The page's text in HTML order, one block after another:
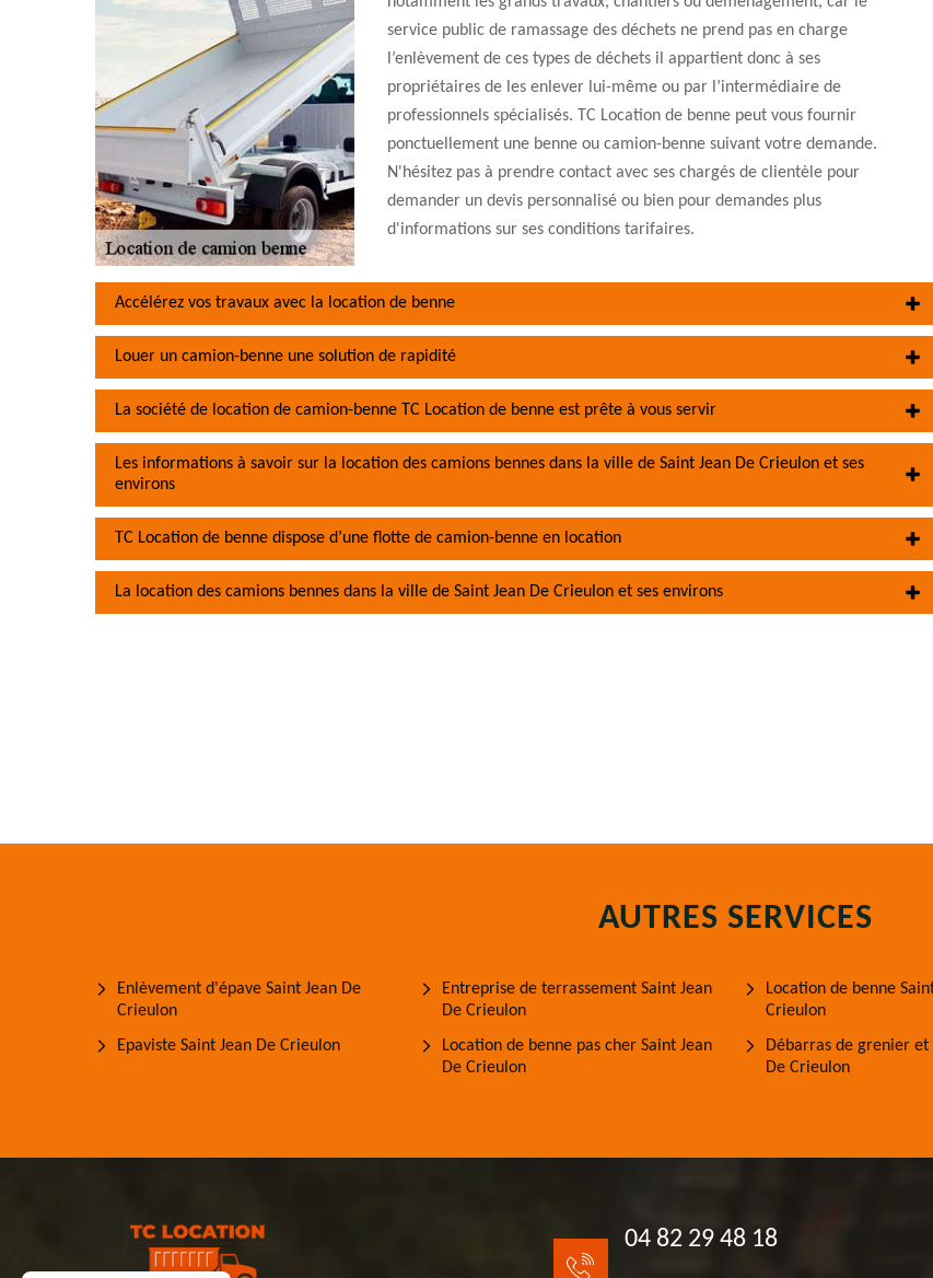
service public de ramassage des déchets ne prend pas en charge
l’enlèvement de ces types de déchets il appartient donc à ses
propriétaires de les enlever lui-même ou par l’intermédiaire de
professionnels spécialisés. TC Location de benne peut vous fournir
ponctuellement une benne ou camion-benne suivant votre demande.
N'hésitez pas à prendre contact avec ses chargés de clientèle pour
demander un devis personnalisé ou bien pour demandes plus
d'informations sur ses conditions tarifaires.
Accélérez vos travaux avec la location de benne
Louer un camion-benne une solution de rapidité
La société de location de camion-benne TC Location de benne est prête à vous servir
Les informations à savoir sur la location des camions bennes dans la ville de Saint Jean De Crieulon et ses
environs
TC Location de benne dispose d’une flotte de camion-benne en location
La location des camions bennes dans la ville de Saint Jean De Crieulon et ses environs
AUTRES SERVICES
Enlèvement d'épave Saint Jean De
Crieulon
Epaviste Saint Jean De Crieulon
Entreprise de terrassement Saint Jean
De Crieulon
Location de benne pas cher Saint Jean
De Crieulon
Location de benne
Crieulon
Débarras de grenier et
De Crieulon
04 82 29 48 18